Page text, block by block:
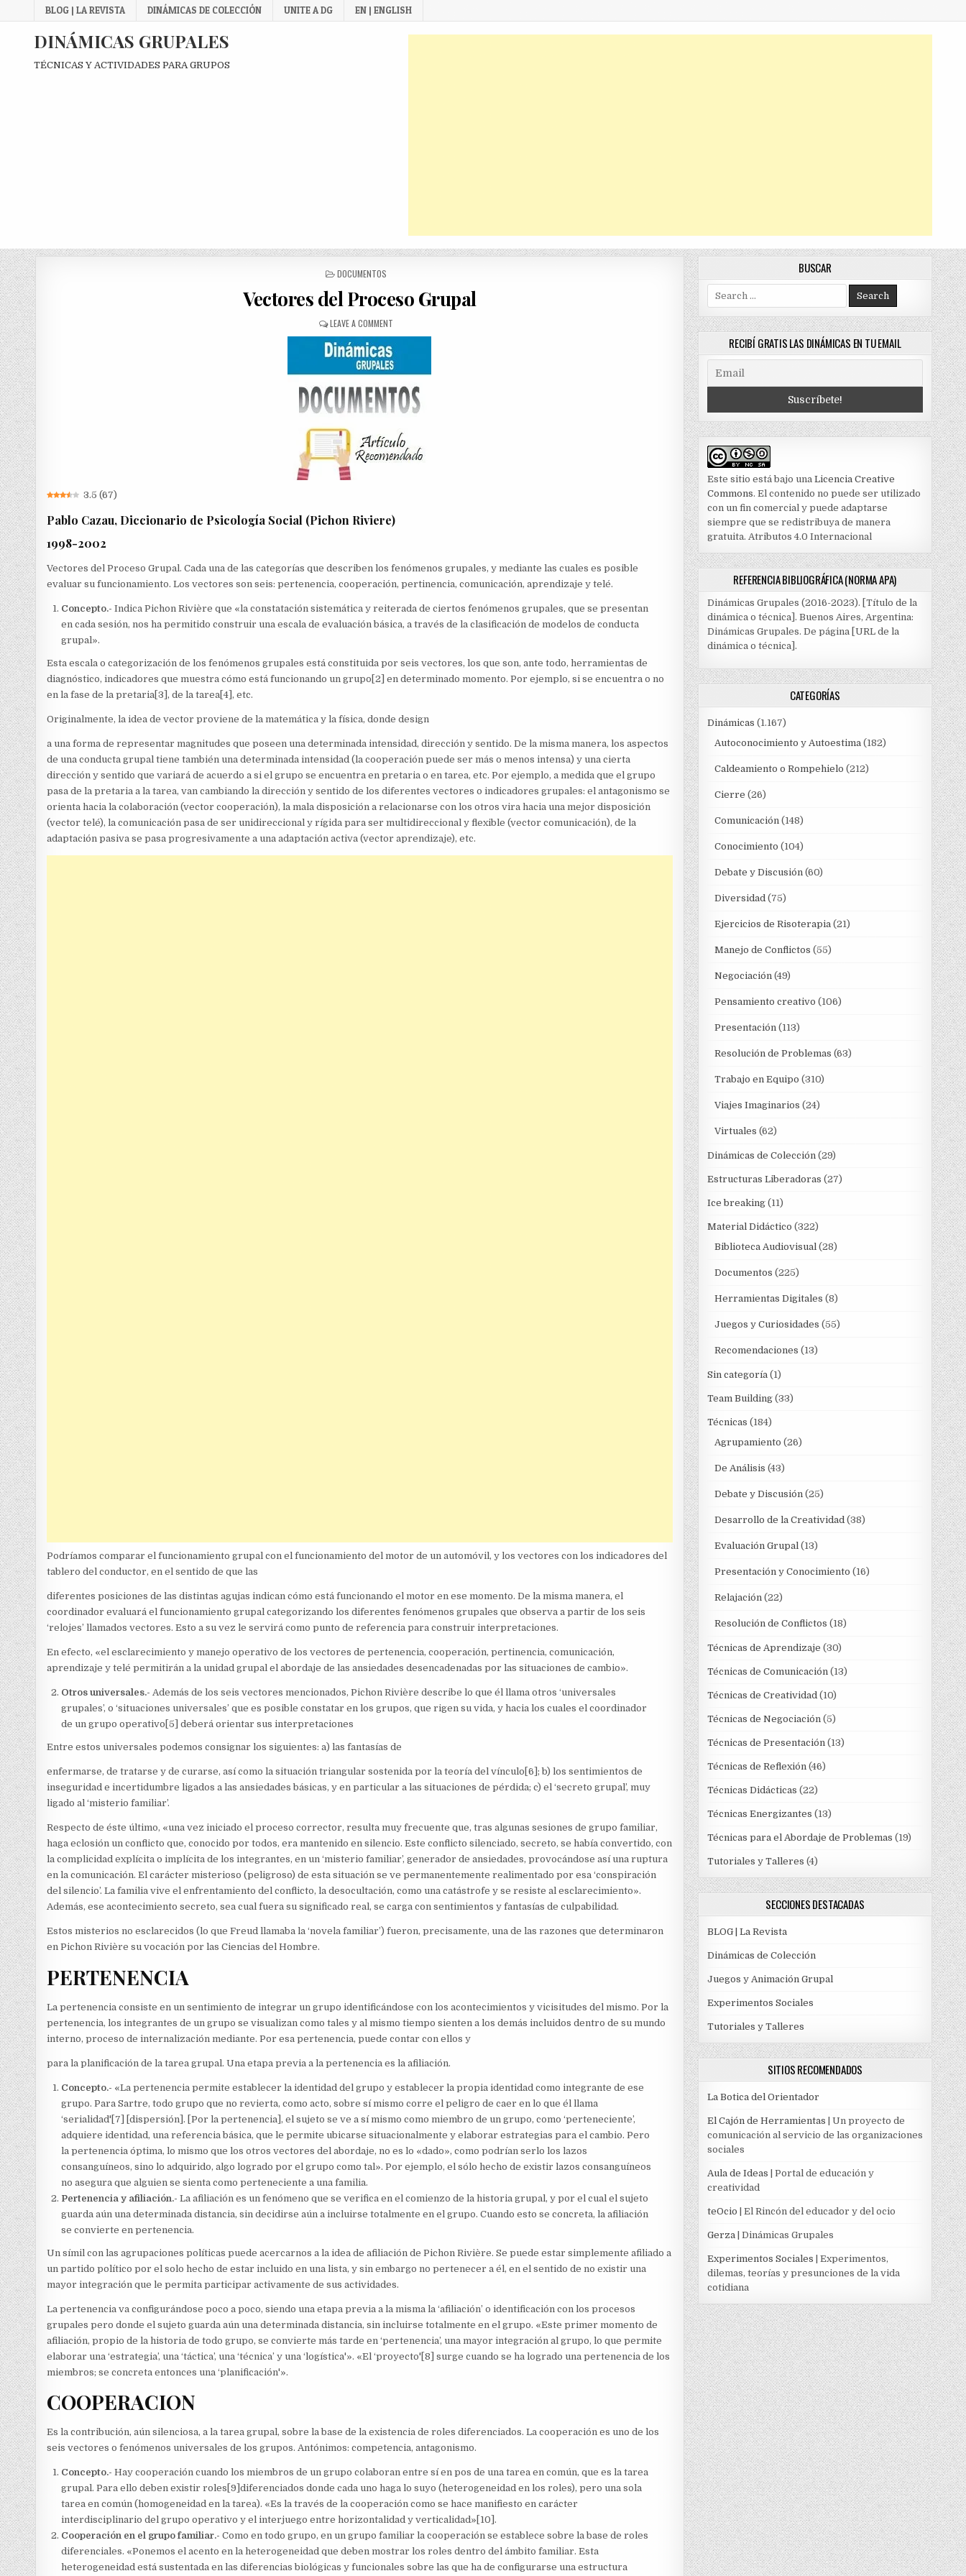
to
BLOG | LA REVISTA DINÁMICAS DE COLECCIÓN UNITE A DG EN | ENGLISH
DINÁMICAS GRUPALES
TÉCNICAS Y ACTIVIDADES PARA GRUPOS
POSTED
DOCUMENTOS
Vectores del Proceso Grupal
LEAVE A COMMENTON
VECTORES
DEL
PROCESO
GRUPAL
3.5 (67)
Pablo Cazau, Diccionario de Psicología Social (Pichon Riviere)
1998-2002
Vectores del Proceso Grupal. Cada una de las categorías que describen los fenómenos grupales, y mediante las cuales es posible
evaluar su funcionamiento. Los vectores son seis: pertenencia, cooperación, pertinencia, comunicación, aprendizaje y telé.
Concepto.- Indica Pichon Rivière que «la constatación sistemática y reiterada de ciertos fenómenos grupales, que se presentan
en cada sesión, nos ha permitido construir una escala de evaluación básica, a través de la clasificación de modelos de conducta
grupal».
Esta escala o categorización de los fenómenos grupales está constituida por seis vectores, los que son, ante todo, herramientas de
diagnóstico, indicadores que muestra cómo está funcionando un grupo[2] en determinado momento. Por ejemplo, si se encuentra o no
en la fase de la pretaria[3], de la tarea[4], etc.
Originalmente, la idea de vector proviene de la matemática y la física, donde design
a una forma de representar magnitudes que poseen una determinada intensidad, dirección y sentido. De la misma manera, los aspectos
de una conducta grupal tiene también una determinada intensidad (la cooperación puede ser más o menos intensa) y una cierta
dirección y sentido que variará de acuerdo a si el grupo se encuentra en pretaria o en tarea, etc. Por ejemplo, a medida que el grupo
pasa de la pretaria a la tarea, van cambiando la dirección y sentido de los diferentes vectores o indicadores grupales: el antagonismo se
orienta hacia la colaboración (vector cooperación), la mala disposición a relacionarse con los otros vira hacia una mejor disposición
(vector telé), la comunicación pasa de ser unidireccional y rígida para ser multidireccional y flexible (vector comunicación), de la
adaptación pasiva se pasa progresivamente a una adaptación activa (vector aprendizaje), etc.
Podríamos comparar el funcionamiento grupal con el funcionamiento del motor de un automóvil, y los vectores con los indicadores del
tablero del conductor, en el sentido de que las
diferentes posiciones de las distintas agujas indican cómo está funcionando el motor en ese momento. De la misma manera, el
coordinador evaluará el funcionamiento grupal categorizando los diferentes fenómenos grupales que observa a partir de los seis
‘relojes’ llamados vectores. Esto a su vez le servirá como punto de referencia para construir interpretaciones.
En efecto, «el esclarecimiento y manejo operativo de los vectores de pertenencia, cooperación, pertinencia, comunicación,
aprendizaje y telé permitirán a la unidad grupal el abordaje de las ansiedades desencadenadas por las situaciones de cambio».
Otros universales.- Además de los seis vectores mencionados, Pichon Rivière describe lo que él llama otros ‘universales
grupales’, o ‘situaciones universales’ que es posible constatar en los grupos, que rigen su vida, y hacia los cuales el coordinador
de un grupo operativo[5] deberá orientar sus interpretaciones
Entre estos universales podemos consignar los siguientes: a) las fantasías de
enfermarse, de tratarse y de curarse, así como la situación triangular sostenida por la teoría del vínculo[6]; b) los sentimientos de
inseguridad e incertidumbre ligados a las ansiedades básicas, y en particular a las situaciones de pérdida; c) el ‘secreto grupal’, muy
ligado al ‘misterio familiar’.
Respecto de éste último, «una vez iniciado el proceso corrector, resulta muy frecuente que, tras algunas sesiones de grupo familiar,
haga eclosión un conflicto que, conocido por todos, era mantenido en silencio. Este conflicto silenciado, secreto, se había convertido, con
la complicidad explícita o implícita de los integrantes, en un ‘misterio familiar’, generador de ansiedades, provocándose así una ruptura
en la comunicación. El carácter misterioso (peligroso) de esta situación se ve permanentemente realimentado por esa ‘conspiración
del silencio’. La familia vive el enfrentamiento del conflicto, la desocultación, como una catástrofe y se resiste al esclarecimiento».
Además, ese acontecimiento secreto, sea cual fuera su significado real, se carga con sentimientos y fantasías de culpabilidad.
Estos misterios no esclarecidos (lo que Freud llamaba la ‘novela familiar’) fueron, precisamente, una de las razones que determinaron
en Pichon Rivière su vocación por las Ciencias del Hombre.
PERTENENCIA
La pertenencia consiste en un sentimiento de integrar un grupo identificándose con los acontecimientos y vicisitudes del mismo. Por la
pertenencia, los integrantes de un grupo se visualizan como tales y al mismo tiempo sienten a los demás incluidos dentro de su mundo
interno, proceso de internalización mediante. Por esa pertenencia, puede contar con ellos y
para la planificación de la tarea grupal. Una etapa previa a la pertenencia es la afiliación.
Concepto.- «La pertenencia permite establecer la identidad del grupo y establecer la propia identidad como integrante de ese
grupo. Para Sartre, todo grupo que no revierta, como acto, sobre sí mismo corre el peligro de caer en lo que él llama
‘serialidad'[7] [dispersión]. [Por la pertenencia], el sujeto se ve a sí mismo como miembro de un grupo, como ‘perteneciente’,
adquiere identidad, una referencia básica, que le permite ubicarse situacionalmente y elaborar estrategias para el cambio. Pero
la pertenencia óptima, lo mismo que los otros vectores del abordaje, no es lo «dado», como podrían serlo los lazos
consanguíneos, sino lo adquirido, algo logrado por el grupo como tal». Por ejemplo, el sólo hecho de existir lazos consanguíneos
no asegura que alguien se sienta como perteneciente a una familia.
Pertenencia y afiliación.- La afiliación es un fenómeno que se verifica en el comienzo de la historia grupal, y por el cual el sujeto
guarda aún una determinada distancia, sin decidirse aún a incluirse totalmente en el grupo. Cuando esto se concreta, la afiliación
se convierte en pertenencia.
Un símil con las agrupaciones políticas puede acercarnos a la idea de afiliación de Pichon Rivière. Se puede estar simplemente afiliado a
un partido político por el solo hecho de estar incluido en una lista, y sin embargo no pertenecer a él, en el sentido de no existir una
mayor integración que le permita participar activamente de sus actividades.
La pertenencia va configurándose poco a poco, siendo una etapa previa a la misma la ‘afiliación’ o identificación con los procesos
grupales pero donde el sujeto guarda aún una determinada distancia, sin incluirse totalmente en el grupo. «Este primer momento de
afiliación, propio de la historia de todo grupo, se convierte más tarde en ‘pertenencia’, una mayor integración al grupo, lo que permite
elaborar una ‘estrategia’, una ‘táctica’, una ‘técnica’ y una ‘logística'». «El ‘proyecto'[8] surge cuando se ha logrado una pertenencia de los
miembros; se concreta entonces una ‘planificación'».
COOPERACION
Es la contribución, aún silenciosa, a la tarea grupal, sobre la base de la existencia de roles diferenciados. La cooperación es uno de los
seis vectores o fenómenos universales de los grupos. Antónimos: competencia, antagonismo.
Concepto.- Hay cooperación cuando los miembros de un grupo colaboran entre sí en pos de una tarea en común, que es la tarea
grupal. Para ello deben existir roles[9]diferenciados donde cada uno haga lo suyo (heterogeneidad en los roles), pero una sola
tarea en común (homogeneidad en la tarea). «Es la través de la cooperación como se hace manifiesto en carácter
interdisciplinario del grupo operativo y el interjuego entre horizontalidad y verticalidad»[10].
Cooperación en el grupo familiar.- Como en todo grupo, en un grupo familiar la cooperación se establece sobre la base de roles
diferenciales. «Ponemos el acento en la heterogeneidad que deben mostrar los roles dentro del ámbito familiar. Esta
heterogeneidad está sustentada en las diferencias biológicas y funcionales sobre las que ha de configurarse una estructura
BUSCAR
Search
for:
RECIBÍ GRATIS LAS DINÁMICAS EN TU EMAIL
Este sitio está bajo una Licencia Creative
Commons. El contenido no puede ser utilizado
con un fin comercial y puede adaptarse
siempre que se redistribuya de manera
gratuita. Atributos 4.0 Internacional
REFERENCIA BIBLIOGRÁFICA (NORMA APA)
Dinámicas Grupales (2016-2023). [Título de la
dinámica o técnica]. Buenos Aires, Argentina:
Dinámicas Grupales. De página [URL de la
dinámica o técnica].
CATEGORÍAS
Dinámicas (1.167)
Autoconocimiento y Autoestima(182)
Caldeamiento o Rompehielo (212)
Cierre (26)
Comunicación(148)
Conocimiento (104)
Debate y Discusión(60)
Diversidad(75)
Ejercicios de Risoterapia(21)
Manejo de Conflictos (55)
Negociación(49)
Pensamiento creativo (106)
Presentación(113)
Resolución de Problemas (63)
Trabajo en Equipo (310)
Viajes Imaginarios (24)
Virtuales (62)
Dinámicas de Colección(29)
Estructuras Liberadoras (27)
Ice breaking(11)
Material Didáctico (322)
Biblioteca Audiovisual(28)
Documentos (225)
Herramientas Digitales (8)
Juegos y Curiosidades (55)
Recomendaciones (13)
Sin categoría(1)
Team Building(33)
Técnicas (184)
Agrupamiento (26)
De Análisis (43)
Debate y Discusión(25)
Desarrollo de la Creatividad(38)
Evaluación Grupal(13)
Presentación y Conocimiento (16)
Relajación(22)
Resolución de Conflictos (18)
Técnicas de Aprendizaje (30)
Técnicas de Comunicación(13)
Técnicas de Creatividad(10)
Técnicas de Negociación(5)
Técnicas de Presentación(13)
Técnicas de Reflexión(46)
Técnicas Didácticas (22)
Técnicas Energizantes (13)
Técnicas para el Abordaje de Problemas (19)
Tutoriales y Talleres (4)
SECCIONES DESTACADAS
BLOG | La Revista
Dinámicas de Colección
Juegos y Animación Grupal
Experimentos Sociales
Tutoriales y Talleres
SITIOS RECOMENDADOS
La Botica del Orientador
El Cajón de Herramientas | Un proyecto de
comunicación al servicio de las organizaciones
sociales
Aula de Ideas | Portal de educación y
creatividad
teOcio | El Rincón del educador y del ocio
Gerza| Dinámicas Grupales
Experimentos Sociales | Experimentos,
dilemas, teorías y presunciones de la vida
cotidiana